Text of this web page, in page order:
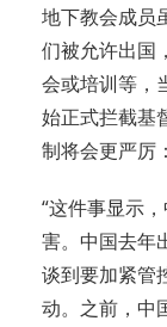
地下教会成员
们被允许出国
会或培训等，
始正式拦截基
制将会更严厉：
“这件事显示
害。中国去年
谈到要加紧管
动。之前，中